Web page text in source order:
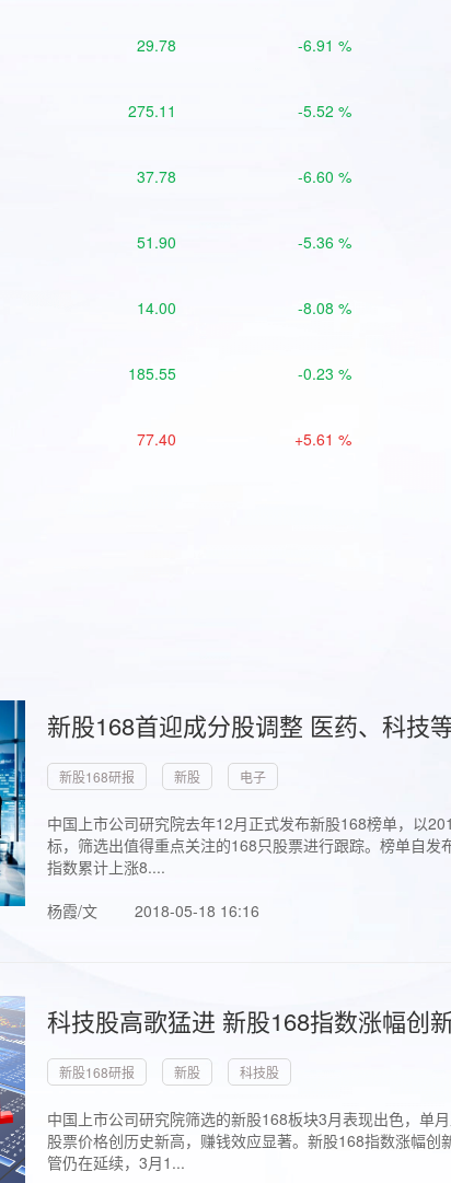
29.78 -6.91 %
275.11 -5.52 %
37.78 -6.60 %
51.90 -5.36 %
14.00 -8.08 %
185.55 -0.23 %
77.40 +5.61 %
新股168首迎成分股调整 医药、科技
新股168研报 新股 电子
中国上市公司研究院去年12月正式发布新股168榜单，以
标，筛选出值得重点关注的168只股票进行跟踪。榜单自
指数累计上涨8....
杨霞/文
2018-05-18 16:16
科技股高歌猛进 新股168指数涨幅创
新股168研报 新股 科技股
中国上市公司研究院筛选的新股168板块3月表现出色，单
股票价格创历史新高，赚钱效应显著。新股168指数涨幅
管仍在延续，3月1...